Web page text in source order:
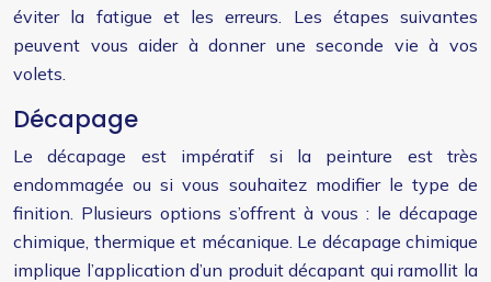
éviter la fatigue et les erreurs. Les étapes suivantes
peuvent vous aider à donner une seconde vie à vos
volets.
Décapage
Le décapage est impératif si la peinture est très
endommagée ou si vous souhaitez modifier le type de
finition. Plusieurs options s’offrent à vous : le décapage
chimique, thermique et mécanique. Le décapage chimique
implique l’application d’un produit décapant qui ramollit la